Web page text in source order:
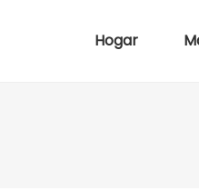
Hogar